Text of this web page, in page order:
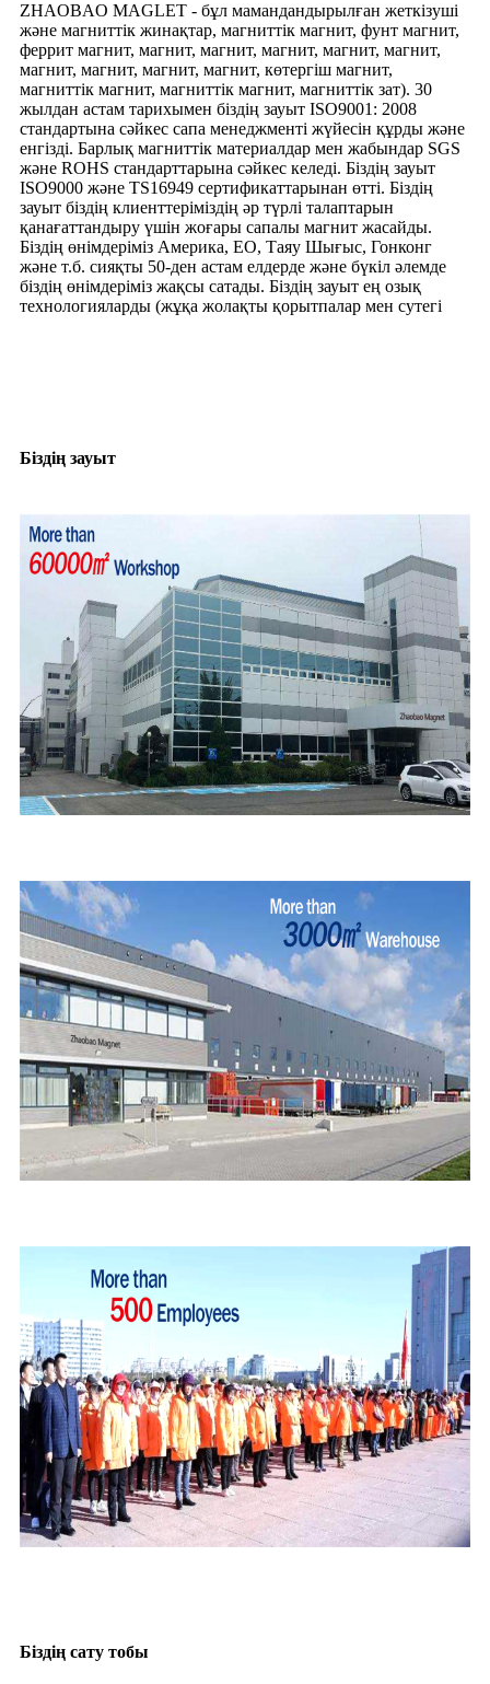
ZHAOBAO MAGLET - бұл мамандандырылған жеткізуші
және магниттік жинақтар, магниттік магнит, фунт магнит,
феррит магнит, магнит, магнит, магнит, магнит, магнит,
магнит, магнит, магнит, магнит, көтергіш магнит,
магниттік магнит, магниттік магнит, магниттік зат). 30
жылдан астам тарихымен біздің зауыт ISO9001: 2008
стандартына сәйкес сапа менеджменті жүйесін құрды және
енгізді. Барлық магниттік материалдар мен жабындар SGS
және ROHS стандарттарына сәйкес келеді. Біздің зауыт
ISO9000 және TS16949 сертификаттарынан өтті. Біздің
зауыт біздің клиенттеріміздің әр түрлі талаптарын
қанағаттандыру үшін жоғары сапалы магнит жасайды.
Біздің өнімдеріміз Америка, ЕО, Таяу Шығыс, Гонконг
және т.б. сияқты 50-ден астам елдерде және бүкіл әлемде
біздің өнімдеріміз жақсы сатады. Біздің зауыт ең озық
технологияларды (жұқа жолақты қорытпалар мен сутегі
Біздің зауыт
Біздің сату тобы